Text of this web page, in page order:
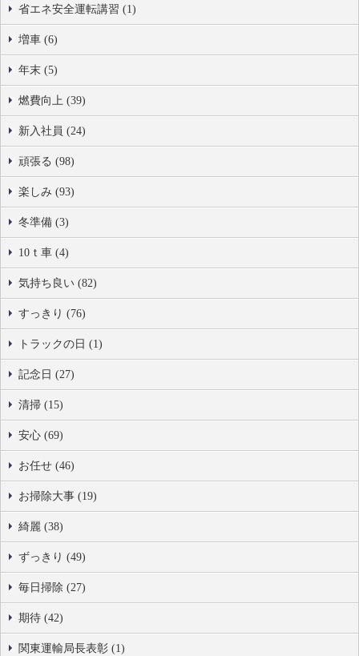
省エネ安全運転講習 (1)
増車 (6)
年末 (5)
燃費向上 (39)
新入社員 (24)
頑張る (98)
楽しみ (93)
冬準備 (3)
10ｔ車 (4)
気持ち良い (82)
すっきり (76)
トラックの日 (1)
記念日 (27)
清掃 (15)
安心 (69)
お任せ (46)
お掃除大事 (19)
綺麗 (38)
ずっきり (49)
毎日掃除 (27)
期待 (42)
関東運輸局長表彰 (1)